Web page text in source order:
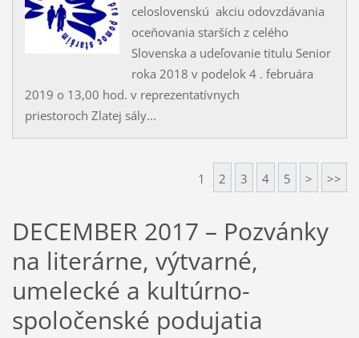
celoslovenskú akciu odovzdávania
oceňovania starších z celého
Slovenska a udeľovanie titulu Senior
roka 2018 v podelok 4 . februára
2019 o 13,00 hod. v reprezentatívnych
priestoroch Zlatej sály...
1 2 3 4 5 > >>
DECEMBER 2017 – Pozvánky
na literárne, výtvarné,
umelecké a kultúrno-
spoločenské podujatia